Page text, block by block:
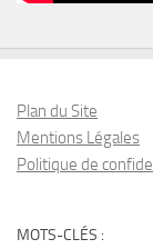
Plan du Site
Mentions Légales
Politique de
MOTS-CLÉS :